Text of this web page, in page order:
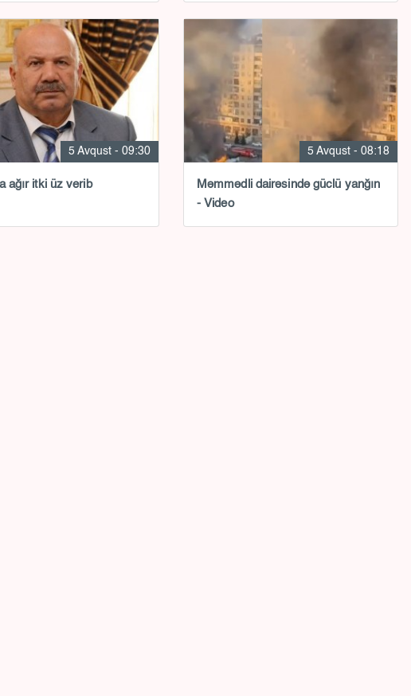
5 Avqust - 09:30
ağır itki üz verib
5 Avqust - 08:18
Məmmədli dairəsində güclü yanğın
- Video